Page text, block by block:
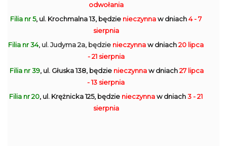
odwołania
Filia nr 5, ul. Krochmalna 13, będzie nieczynnaw dniach4 - 7
sierpnia
Filia nr 34, ul. Judyma 2a, będzie nieczynnaw dniach20 lipca
- 21 sierpnia
Filia nr 39, ul. Głuska 138, będzie nieczynnaw dniach27 lipca
- 13 sierpnia
Filia nr 20, ul. Krężnicka 125, będzie nieczynnaw dniach3 - 21
sierpnia